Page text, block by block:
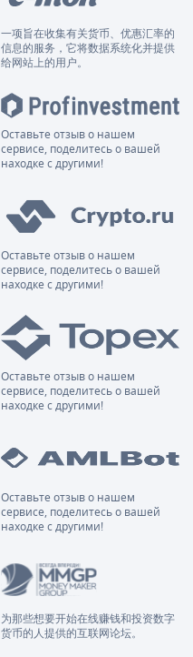
一项旨在收集有关货币、优惠汇率的
信息的服务，它将数据系统化并提供
给网站上的用户。
Оставьте отзыв о нашем
сервисе, поделитесь о вашей
находке с другими!
Оставьте отзыв о нашем
сервисе, поделитесь о вашей
находке с другими!
Оставьте отзыв о нашем
сервисе, поделитесь о вашей
находке с другими!
Оставьте отзыв о нашем
сервисе, поделитесь о вашей
находке с другими!
为那些想要开始在线赚钱和投资数字
货币的人提供的互联网论坛。